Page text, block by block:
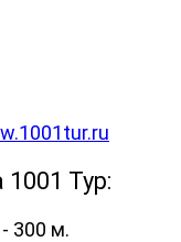
Тур:
- 300 м.